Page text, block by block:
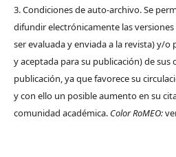
3. Condiciones de auto-archivo. Se
difundir electrónicamente las
ser evaluada y enviada a la revista) y/
y aceptada para su publicación) de sus
publicación, ya que favorece su
y con ello un posible aumento en su
comunidad académica. Color RoMEO: